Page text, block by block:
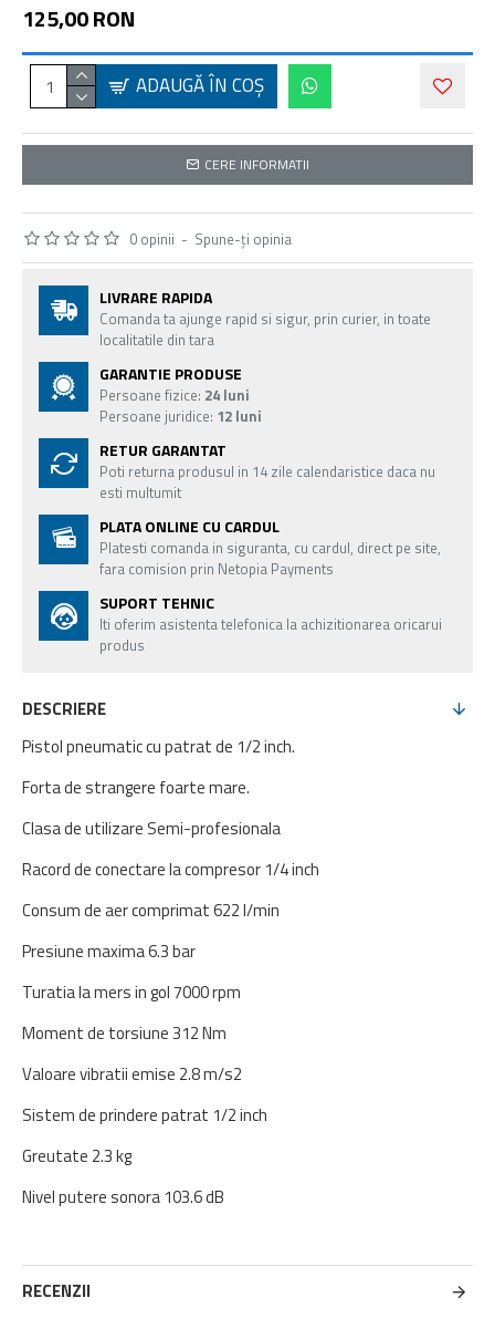
0 opinii - Spune-ţi opinia
125,00 RON
ADAUGĂ ÎN COŞ
CERE INFORMATII
LIVRARE RAPIDA
Comanda ta ajunge rapid si sigur, prin curier, in toate
localitatile din tara
GARANTIE PRODUSE
Persoane fizice: 24 luni
Persoane juridice: 12 luni
RETUR GARANTAT
Poti returna produsul in 14 zile calendaristice daca nu
esti multumit
PLATA ONLINE CU CARDUL
Platesti comanda in siguranta, cu cardul, direct pe site,
fara comision prin Netopia Payments
SUPORT TEHNIC
Iti oferim asistenta telefonica la achizitionarea oricarui
produs
DESCRIERE
Pistol pneumatic cu patrat de 1/2 inch.
Forta de strangere foarte mare.
Clasa de utilizare Semi-profesionala
Racord de conectare la compresor 1/4 inch
Consum de aer comprimat 622 l/min
Presiune maxima 6.3 bar
Turatia la mers in gol 7000 rpm
Moment de torsiune 312 Nm
Valoare vibratii emise 2.8 m/s2
Sistem de prindere patrat 1/2 inch
Greutate 2.3 kg
Nivel putere sonora 103.6 dB
RECENZII